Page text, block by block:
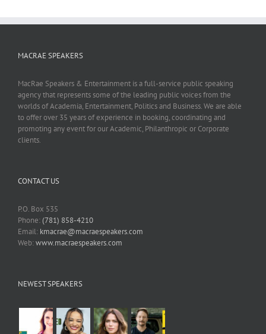
MACRAE SPEAKERS
MacRae Speakers & Entertainment is a full-service public speaking
agency that represents some of the leading public voices from the
worlds of Academia, Entertainment, Politics and Business. We are able
to offer over 35 years of experience in booking, coordinating and
promoting any event for our Academic, Philanthropic or Corporate
clients.
CONTACT US
P.O. Box 535
Phone:(781) 858-4210
Email: kmacrae@macraespeakers.com
Web:www.macraespeakers.com
NEWEST SPEAKERS